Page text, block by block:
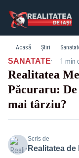
Acasă Știri
SANATATE· 1 min
Realitatea
Păcuraru: De
mai târziu?
Scris de
Realitatea de